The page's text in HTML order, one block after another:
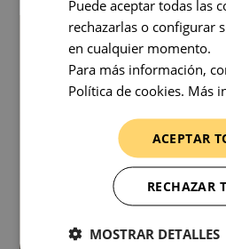
Puede aceptar todas las
rechazarlas o configurar
en cualquier momento.
Para más información,
Política de cookies. Más
ACEPTAR
RECHAZAR
MOSTRAR DETALLES